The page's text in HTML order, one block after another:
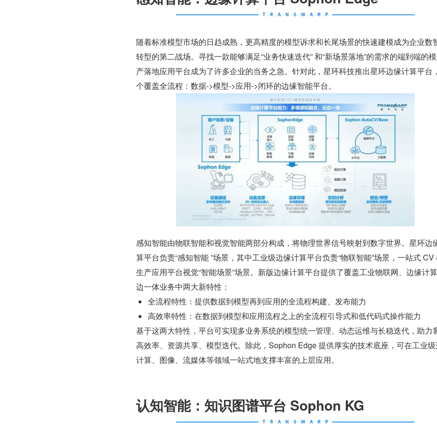
随着标准模型市场的日趋成熟，更高精度的模型诉求和长尾场景的快速建模成为企业数
转型的第二战场。寻找一款能够满足“业务快速迭代” 和“新场景落地”的需求的端到端的
产落地应用平台成为了许多企业的当务之急。针对此，星环科技推出星环边缘计算平台
个覆盖全流程：数据->模型->应用->闭环的边缘智能平台。
感知智能由物联智能和视觉智能两部分构成，将物理世界信号映射到数字世界。星环边
算平台负责“感知智能 ”场景，其中工业级边缘计算平台负责“物联智能”场景，一站式 CV
生产应用平台视觉“智能场景”场景。新版边缘计算平台提供了覆盖工业物联网、边缘计
边一体业务中两大新特性：
全流程特性：提供数据到模型再到应用的全流程构建、发布能力
高效率特性：在数据到模型和应用流程之上的全流程引导式和低代码式操作能力
基于这两大特性，平台可实现多业务系统的模型统一管理、动态运维与长稳迭代，助力
高效率、资源共享、模型迭代。除此，Sophon Edge 提供厚实的技术底座，可在工业
计算、图像、流媒体等领域一站式地支撑丰富的上层应用。
认知智能：知识图谱平台 Sophon KG